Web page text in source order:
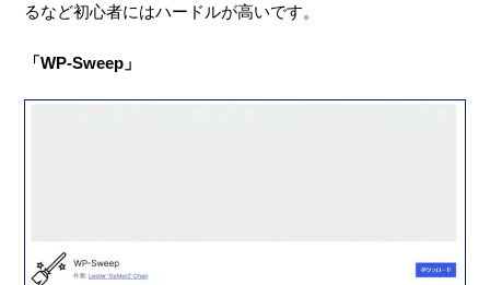
るなど初心者にはハードルが高いです。
「WP-Sweep」